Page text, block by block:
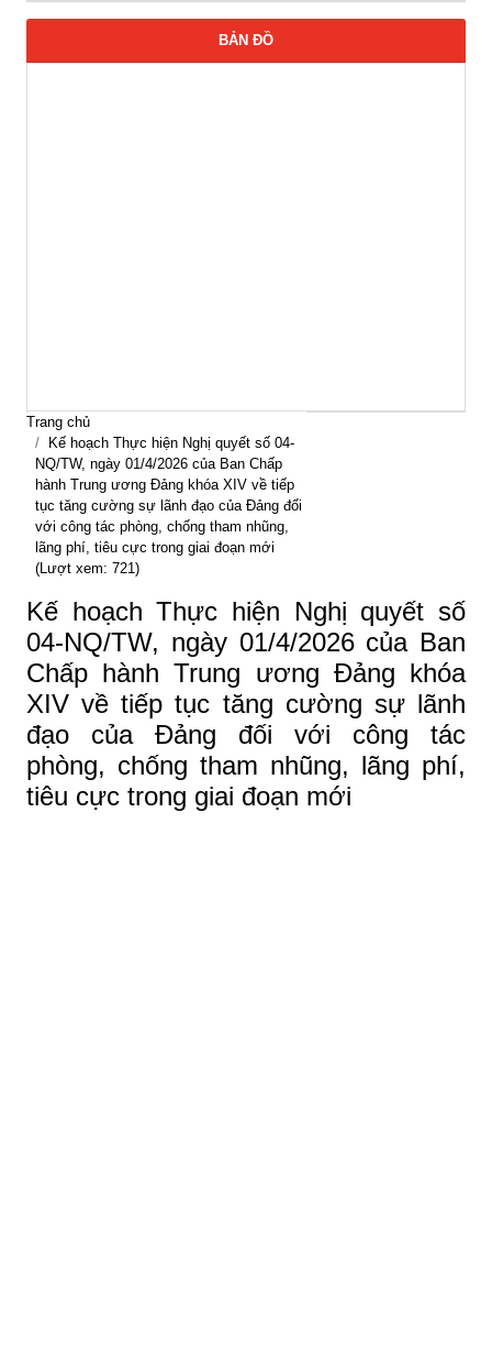
BẢN ĐỒ
Trang chủ
Kế hoạch Thực hiện Nghị quyết số 04-
NQ/TW, ngày 01/4/2026 của Ban Chấp
hành Trung ương Đảng khóa XIV về tiếp
tục tăng cường sự lãnh đạo của Đảng đối
với công tác phòng, chống tham nhũng,
lãng phí, tiêu cực trong giai đoạn mới
(Lượt xem: 721)
Kế hoạch Thực hiện Nghị quyết số
04-NQ/TW, ngày 01/4/2026 của Ban
Chấp hành Trung ương Đảng khóa
XIV về tiếp tục tăng cường sự lãnh
đạo của Đảng đối với công tác
phòng, chống tham nhũng, lãng phí,
tiêu cực trong giai đoạn mới